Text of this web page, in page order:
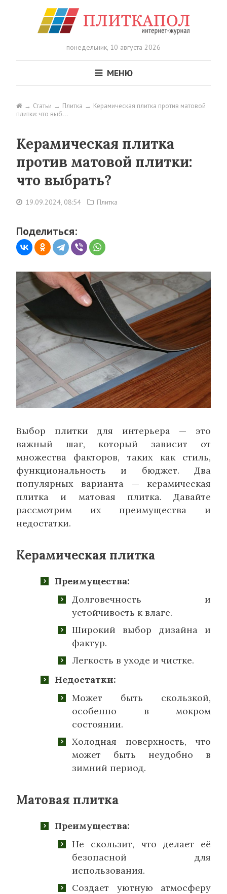
понедельник, 10 августа 2026
МЕНЮ
Статьи Плитка
Керамическая плитка против матовой
плитки: что выб…
Керамическая плитка
против матовой плитки:
что выбрать?
19.09.2024, 08:54 Плитка
Поделиться:
Выбор плитки для интерьера — это
важный шаг, который зависит от
множества факторов, таких как стиль,
функциональность и бюджет. Два
популярных варианта — керамическая
плитка и матовая плитка. Давайте
рассмотрим их преимущества и
недостатки.
Керамическая плитка
Преимущества:
Долговечность и
устойчивость к влаге.
Широкий выбор дизайна и
фактур.
Легкость в уходе и чистке.
Недостатки:
Может быть скользкой,
особенно в мокром
состоянии.
Холодная поверхность, что
может быть неудобно в
зимний период.
Матовая плитка
Преимущества:
Не скользит, что делает её
безопасной для
использования.
Создает уютную атмосферу